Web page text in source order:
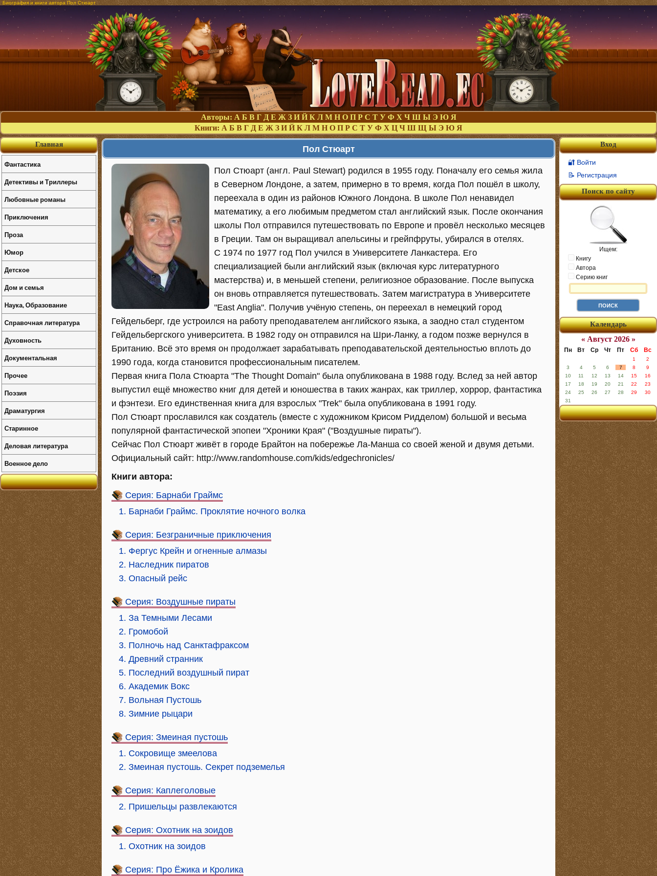
Биография и книги автора Пол Стюарт
Авторы: А Б В Г Д Е Ж З И Й К Л М Н О П Р С Т У Ф Х Ч Ш Ы Э Ю Я
Книги: А Б В Г Д Е Ж З И Й К Л М Н О П Р С Т У Ф Х Ц Ч Ш Щ Ы Э Ю Я
Пол Стюарт
Пол Стюарт (англ. Paul Stewart) родился в 1955 году. Поначалу его семья жила
в Северном Лондоне, а затем, примерно в то время, когда Пол пошёл в школу,
переехала в один из районов Южного Лондона. В школе Пол ненавидел
математику, а его любимым предметом стал английский язык. После окончания
школы Пол отправился путешествовать по Европе и провёл несколько месяцев
в Греции. Там он выращивал апельсины и грейпфруты, убирался в отелях.
С 1974 по 1977 год Пол учился в Университете Ланкастера. Его
специализацией были английский язык (включая курс литературного
мастерства) и, в меньшей степени, религиозное образование. После выпуска
он вновь отправляется путешествовать. Затем магистратура в Университете
"East Anglia". Получив учёную степень, он переехал в немецкий город
Гейдельберг, где устроился на работу преподавателем английского языка, а заодно стал студентом
Гейдельбергского университета. В 1982 году он отправился на Шри-Ланку, а годом позже вернулся в
Британию. Всё это время он продолжает зарабатывать преподавательской деятельностью вплоть до
1990 года, когда становится профессиональным писателем.
Первая книга Пола Стюарта "The Thought Domain" была опубликована в 1988 году. Вслед за ней автор
выпустил ещё множество книг для детей и юношества в таких жанрах, как триллер, хоррор, фантастика
и фэнтези. Его единственная книга для взрослых "Trek" была опубликована в 1991 году.
Пол Стюарт прославился как создатель (вместе с художником Крисом Ридделом) большой и весьма
популярной фантастической эпопеи "Хроники Края" ("Воздушные пираты").
Сейчас Пол Стюарт живёт в городе Брайтон на побережье Ла-Манша со своей женой и двумя детьми.
Официальный сайт: http://www.randomhouse.com/kids/edgechronicles/
Книги автора:
Серия: Барнаби Граймс
1. Барнаби Граймс. Проклятие ночного волка
Серия: Безграничные приключения
1. Фергус Крейн и огненные алмазы
2. Наследник пиратов
3. Опасный рейс
Серия: Воздушные пираты
1. За Темными Лесами
2. Громобой
3. Полночь над Санктафраксом
4. Древний странник
5. Последний воздушный пират
6. Академик Вокс
7. Вольная Пустошь
8. Зимние рыцари
Серия: Змеиная пустошь
1. Сокровище змеелова
2. Змеиная пустошь. Секрет подземелья
Серия: Каплеголовые
2. Пришельцы развлекаются
Серия: Охотник на зоидов
1. Охотник на зоидов
Серия: Про Ёжика и Кролика
Вход
🔐 Войти
📝 Регистрация
Поиск по сайту
Ищем:
Книгу
Автора
Серию книг
Календарь
« Август 2026 »
Пн Вт Ср Чт Пт Сб Вс
1
2
3
4 5 6 7 8
9
10
11 12 13 14 15
16
17
18 19 20 21 22
23
24
25 26 27 28 29
30
31
Главная
Фантастика
Детективы и Триллеры
Любовные романы
Приключения
Проза
Юмор
Детское
Дом и семья
Наука, Образование
Справочная литература
Духовность
Документальная
Прочее
Поэзия
Драматургия
Старинное
Деловая литература
Военное дело